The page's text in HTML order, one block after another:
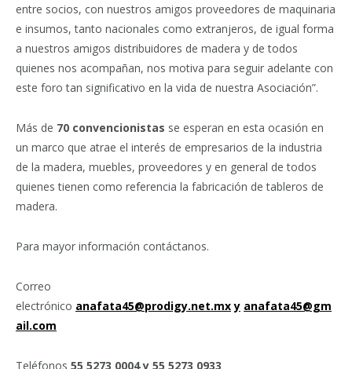
entre socios, con nuestros amigos proveedores de maquinaria
e insumos, tanto nacionales como extranjeros, de igual forma
a nuestros amigos distribuidores de madera y de todos
quienes nos acompañan, nos motiva para seguir adelante con
este foro tan significativo en la vida de nuestra Asociación”.
Más de 70 convencionistas se esperan en esta ocasión en
un marco que atrae el interés de empresarios de la industria
de la madera, muebles, proveedores y en general de todos
quienes tienen como referencia la fabricación de tableros de
madera.
Para mayor información contáctanos.
Correo
electrónico anafata45@prodigy.net.mx y anafata45@gm
ail.com
Teléfonos 55 5273 0004 y 55 5273 0933